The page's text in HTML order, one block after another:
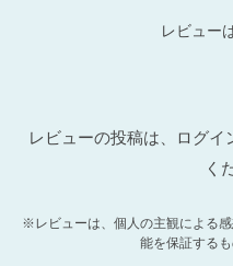
レビュー
レビューの投稿は、ログイ
く
※レビューは、個人の主観による
能を保証するも